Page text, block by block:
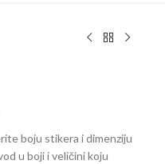
boju stikera i dimenziju
u boji i veličini koju